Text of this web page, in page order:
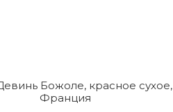
Божоле, красное сухое,
Франция